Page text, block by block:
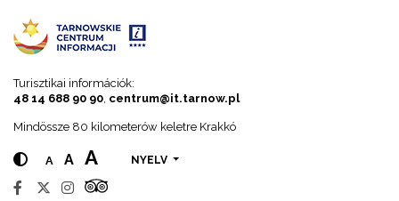
Turisztikai információk:
48 14 688 90 90 centrum@it.tarnow.pl
Mindössze 80 kilometerów keletre Krakkó
A A A NYELV